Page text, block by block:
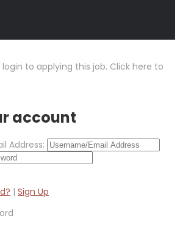
to applying this job. Click here to
account
Address:
| Sign Up